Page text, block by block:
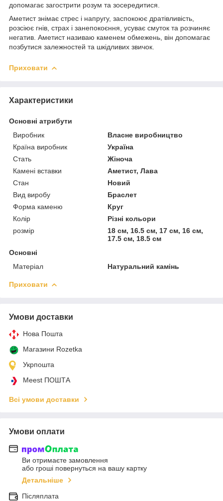
допомагає загострити розум та зосередитися.
Аметист знімає стрес і напругу, заспокоює дратівливість,
розсіює гнів, страх і занепокоєння, усуває смуток та розчиняє
негатив. Аметист називаю каменем обмежень, він допомагає
позбутися залежностей та шкідливих звичок.
Приховати
Характеристики
Основні атрибути
Виробник
Власне виробництво
Країна виробник
Україна
Стать
Жіноча
Камені вставки
Аметист, Лава
Стан
Новий
Вид виробу
Браслет
Форма каменю
Круг
Колір
Різні кольори
розмір
18 см, 16.5 см, 17 см, 16 см,
17.5 см, 18.5 см
Основні
Матеріал
Натуральний камінь
Приховати
Умови доставки
Нова Пошта
Магазини Rozetka
Укрпошта
Meest ПОШТА
Всі умови доставки
Умови оплати
Ви отримаєте замовлення
або гроші повернуться на вашу картку
Детальніше
Післяплата